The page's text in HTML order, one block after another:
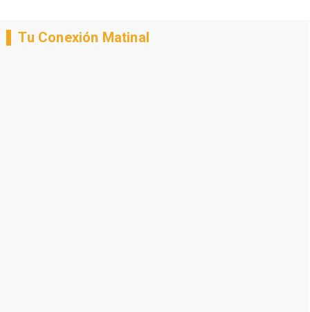
Tu Conexión Matinal